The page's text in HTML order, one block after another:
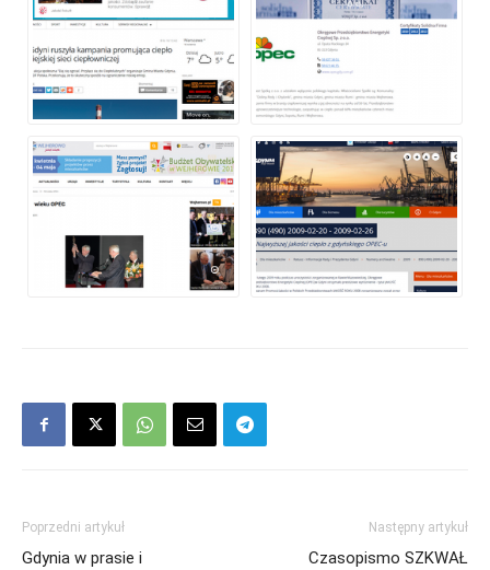
Poprzedni artykuł
Gdynia w prasie i
Następny artykuł
Czasopismo SZKWAŁ